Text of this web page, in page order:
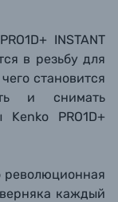
INSTANT
в резьбу для
становится
и снимать
PRO1D+
революционная
каждый